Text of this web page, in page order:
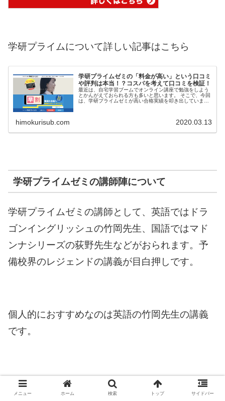
学研プライムについて詳しい記事はこちら
学研プライムゼミの「料金が高い」という口コミ
や評判は本当！？コスパを考えて口コミを検証！
最近は、自宅学習ブームでオンライン講座で勉強をしよう
とかんがえておられる方も多いと思います。 そこで、今回
は、学研プライムゼミが高い合格実績を叩き出しています
himokurisub.com 2020.03.13
学研プライムゼミの講師陣について
学研プライムゼミの講師として、英語ではドラ
ゴンイングリッシュの竹岡先生、国語ではマド
ンナシリーズの荻野先生などがおられます。予
備校界のレジェンドの講義が目白押しです。
個人的におすすめなのは英語の竹岡先生の講義
です。
竹岡先生の講義の特徴はイメージをつかみやす
メニュー ホーム 検索 トップ サイドバー